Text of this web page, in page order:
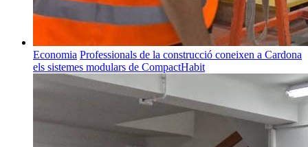
Economia Professionals de la construcció coneixen a Cardona
els sistemes modulars de CompactHabit